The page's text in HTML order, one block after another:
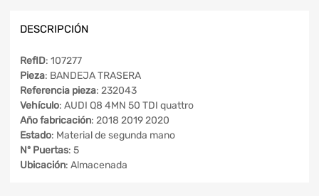
DESCRIPCIÓN
RefID: 107277
Pieza: BANDEJA TRASERA
Referencia pieza: 232043
Vehículo: AUDI Q8 4MN 50 TDI quattro
Año fabricación: 2018 2019 2020
Estado: Material de segunda mano
Nº Puertas: 5
Ubicación: Almacenada